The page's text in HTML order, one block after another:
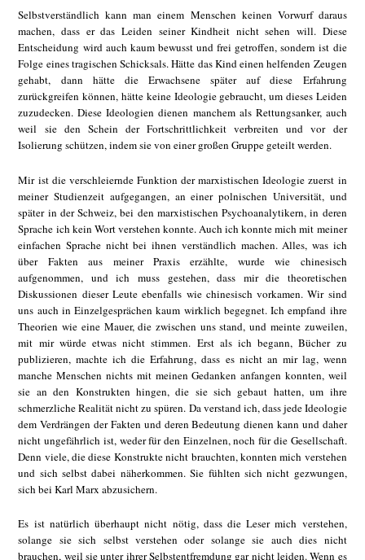
Selbstverständlich kann man einem Menschen keinen Vorwurf daraus
machen, dass er das Leiden seiner Kindheit nicht sehen will. Diese
Entscheidung wird auch kaum bewusst und frei getroffen, sondern ist die
Folge eines tragischen Schicksals. Hätte das Kind einen helfenden Zeugen
gehabt, dann hätte die Erwachsene später auf diese Erfahrung
zurückgreifen können, hätte keine Ideologie gebraucht, um dieses Leiden
zuzudecken. Diese Ideologien dienen manchem als Rettungsanker, auch
weil sie den Schein der Fortschrittlichkeit verbreiten und vor der
Isolierung schützen, indem sie von einer großen Gruppe geteilt werden.
Mir ist die verschleiernde Funktion der marxistischen Ideologie zuerst in
meiner Studienzeit aufgegangen, an einer polnischen Universität, und
später in der Schweiz, bei den marxistischen Psychoanalytikern, in deren
Sprache ich kein Wort verstehen konnte. Auch ich konnte mich mit meiner
einfachen Sprache nicht bei ihnen verständlich machen. Alles, was ich
über Fakten aus meiner Praxis erzählte, wurde wie chinesisch
aufgenommen, und ich muss gestehen, dass mir die theoretischen
Diskussionen dieser Leute ebenfalls wie chinesisch vorkamen. Wir sind
uns auch in Einzelgesprächen kaum wirklich begegnet. Ich empfand ihre
Theorien wie eine Mauer, die zwischen uns stand, und meinte zuweilen,
mit mir würde etwas nicht stimmen. Erst als ich begann, Bücher zu
publizieren, machte ich die Erfahrung, dass es nicht an mir lag, wenn
manche Menschen nichts mit meinen Gedanken anfangen konnten, weil
sie an den Konstrukten hingen, die sie sich gebaut hatten, um ihre
schmerzliche Realität nicht zu spüren. Da verstand ich, dass jede Ideologie
dem Verdrängen der Fakten und deren Bedeutung dienen kann und daher
nicht ungefährlich ist, weder für den Einzelnen, noch für die Gesellschaft.
Denn viele, die diese Konstrukte nicht brauchten, konnten mich verstehen
und sich selbst dabei näherkommen. Sie fühlten sich nicht gezwungen,
sich bei Karl Marx abzusichern.
Es ist natürlich überhaupt nicht nötig, dass die Leser mich verstehen,
solange sie sich selbst verstehen oder solange sie auch dies nicht
brauchen, weil sie unter ihrer Selbstentfremdung gar nicht leiden. Wenn es